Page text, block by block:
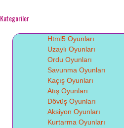
Kategoriler
Html5 Oyunları
Uzaylı Oyunları
Ordu Oyunları
Savunma Oyunları
Kaçış Oyunları
Atış Oyunları
Dövüş Oyunları
Aksiyon Oyunları
Kurtarma Oyunları